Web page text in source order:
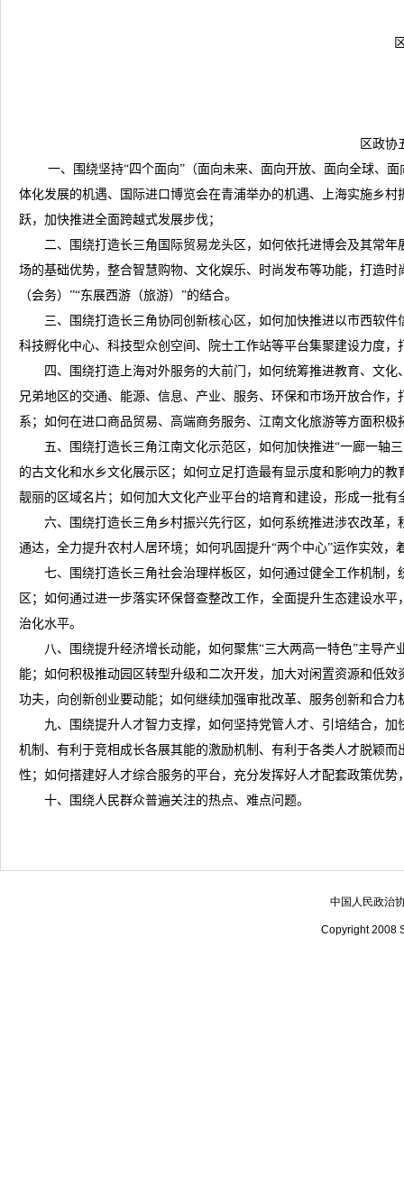
区政协办公
区政协
一、围绕坚持“四个面向”（面向未来、面向开放、面向全球、面
体化发展的机遇、国际进口博览会在青浦举办的机遇、上海实施乡
跃，加快推进全面跨越式发展步伐；
二、围绕打造长三角国际贸易龙头区，如何依托进博会及其常年
场的基础优势，整合智慧购物、文化娱乐、时尚发布等功能，打造
（会务）”“东展西游（旅游）”的结合。
三、围绕打造长三角协同创新核心区，如何加快推进以市西软件
科技孵化中心、科技型众创空间、院士工作站等平台集聚建设力度
四、围绕打造上海对外服务的大前门，如何统筹推进教育、文化
兄弟地区的交通、能源、信息、产业、服务、环保和市场开放合作
系；如何在进口商品贸易、高端商务服务、江南文化旅游等方面积
五、围绕打造长三角江南文化示范区，如何加快推进“一廊一轴三
的古文化和水乡文化展示区；如何立足打造最有显示度和影响力的
靓丽的区域名片；如何加大文化产业平台的培育和建设，形成一批
六、围绕打造长三角乡村振兴先行区，如何系统推进涉农改革，
通达，全力提升农村人居环境；如何巩固提升“两个中心”运作实效
七、围绕打造长三角社会治理样板区，如何通过健全工作机制，
区；如何通过进一步落实环保督查整改工作，全面提升生态建设水
治化水平。
八、围绕提升经济增长动能，如何聚焦“三大两高一特色”主导产
能；如何积极推动园区转型升级和二次开发，加大对闲置资源和低
功夫，向创新创业要动能；如何继续加强审批改革、服务创新和合力
九、围绕提升人才智力支撑，如何坚持党管人才、引培结合，加
机制、有利于竞相成长各展其能的激励机制、有利于各类人才脱颖
性；如何搭建好人才综合服务的平台，充分发挥好人才配套政策优
十、围绕人民群众普遍关注的热点、难点问题。